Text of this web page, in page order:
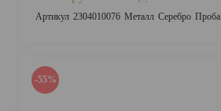
Артикул 2304010076 Металл Серебро Проба
-55%